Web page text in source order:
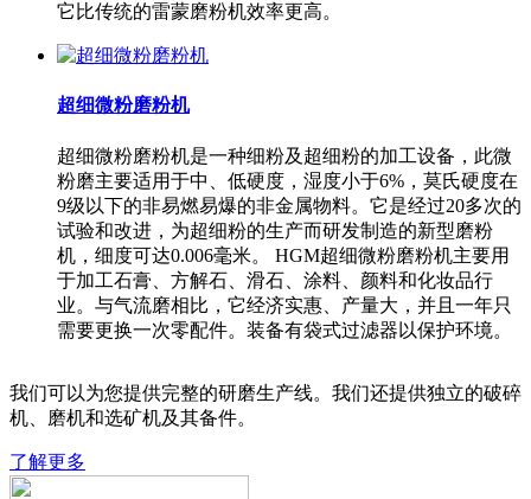
它比传统的雷蒙磨粉机效率更高。
超细微粉磨粉机
超细微粉磨粉机是一种细粉及超细粉的加工设备，此微
粉磨主要适用于中、低硬度，湿度小于6%，莫氏硬度在
9级以下的非易燃易爆的非金属物料。它是经过20多次的
试验和改进，为超细粉的生产而研发制造的新型磨粉
机，细度可达0.006毫米。 HGM超细微粉磨粉机主要用
于加工石膏、方解石、滑石、涂料、颜料和化妆品行
业。与气流磨相比，它经济实惠、产量大，并且一年只
需要更换一次零配件。装备有袋式过滤器以保护环境。
我们可以为您提供完整的研磨生产线。我们还提供独立的破碎
机、磨机和选矿机及其备件。
了解更多